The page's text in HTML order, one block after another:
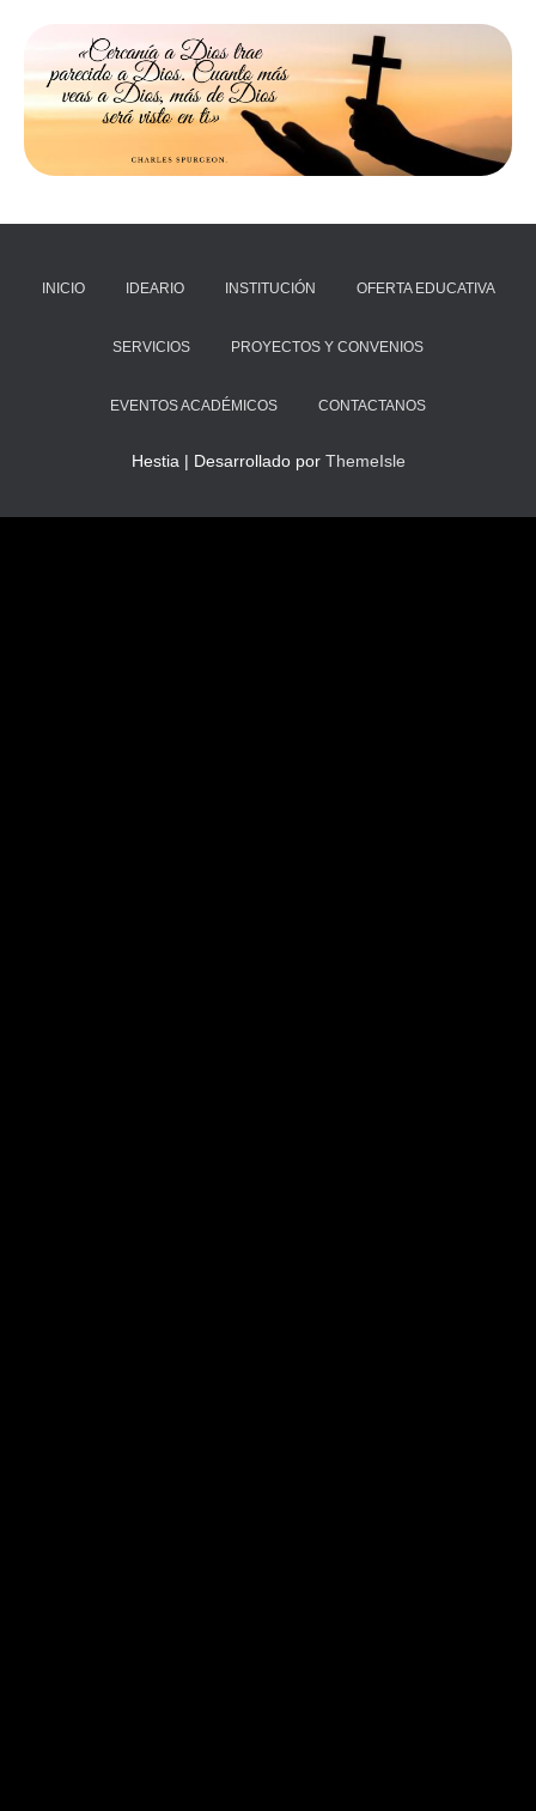
INICIO IDEARIO INSTITUCIÓN OFERTA EDUCATIVA
SERVICIOS PROYECTOS Y CONVENIOS
EVENTOS ACADÉMICOS CONTACTANOS
Hestia | Desarrollado por ThemeIsle